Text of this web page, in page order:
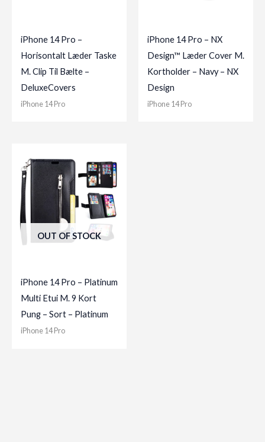
iPhone 14 Pro –
Horisontalt Læder Taske
M. Clip Til Bælte –
DeluxeCovers
iPhone 14 Pro
iPhone 14 Pro – NX
Design™ Læder Cover M.
Kortholder – Navy – NX
Design
iPhone 14 Pro
OUT OF STOCK
iPhone 14 Pro – Platinum
Multi Etui M. 9 Kort
Pung – Sort – Platinum
iPhone 14 Pro